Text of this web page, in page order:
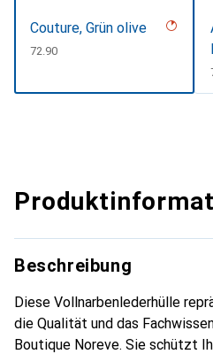
Couture, Grün olive
CHF
72.90
Beschreibung
Diese Vollnarbenlederhülle
die Qualität und das
Boutique Noreve. Sie schützt